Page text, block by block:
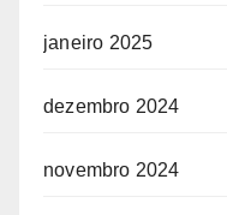
janeiro 2025
dezembro 2024
novembro 2024